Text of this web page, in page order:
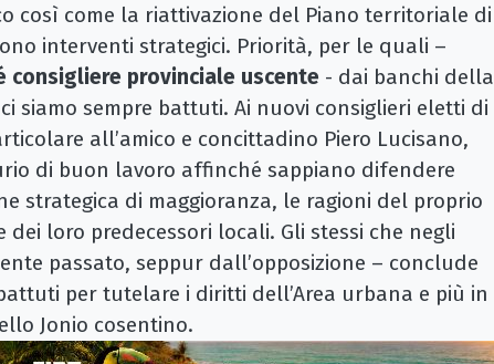
così come la riattivazione del Piano territoriale di
interventi strategici. Priorità, per le quali –
consigliere provinciale uscente - dai banchi della
siamo sempre battuti. Ai nuovi consiglieri eletti di
all’amico e concittadino Piero Lucisano,
di buon lavoro affinché sappiano difendere
strategica di maggioranza, le ragioni del proprio
loro predecessori locali. Gli stessi che negli
passato, seppur dall’opposizione – conclude
per tutelare i diritti dell’Area urbana e più in
Jonio cosentino.